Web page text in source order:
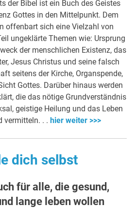
der Bibel ist ein Buch des Geistes
Gottes in den Mittelpunkt. Dem
offenbart sich eine Vielzahl von
ungeklärte Themen wie: Ursprung
der menschlichen Existenz, das
Jesus Christus und seine falsch
seitens der Kirche, Organspende,
Gottes. Darüber hinaus werden
die das nötige Grundverständnis
geistige Heilung und das Leben
vermitteln. . . hier weiter >>>
dich selbst
für alle, die gesund,
lange leben wollen